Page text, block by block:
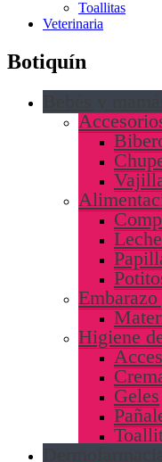
Toallitas
Veterinaria
Botiquín
Higiene
Geles